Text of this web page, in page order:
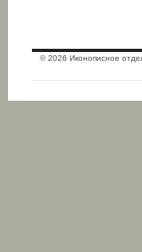
© 2026 Иконописное